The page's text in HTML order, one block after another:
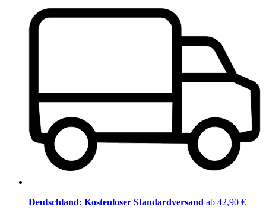
Deutschland: Kostenloser Standardversand ab 42,90 €